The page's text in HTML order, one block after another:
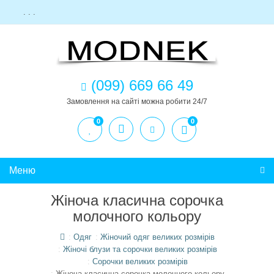
. . .
(099) 669 66 49
Замовлення на сайті можна робити 24/7
0 0
Меню
Жіноча класична сорочка
молочного кольору
Одяг
Жіночий одяг великих розмірів
Жіночі блузи та сорочки великих розмірів
Сорочки великих розмірів